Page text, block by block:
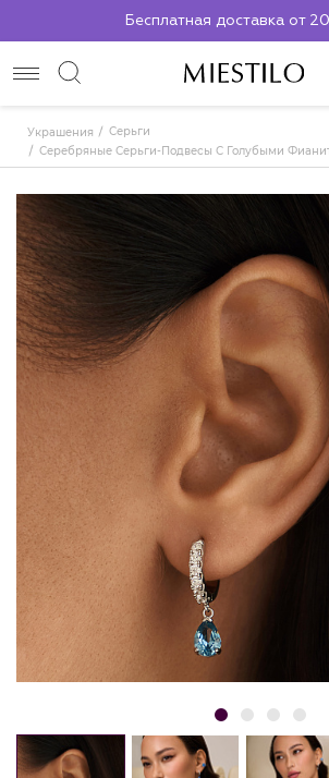
Бесплатная доставка от
По всей России до ПВЗ
Украшения
Серьги
Серебряные Серьги-Подвесы С Голубыми